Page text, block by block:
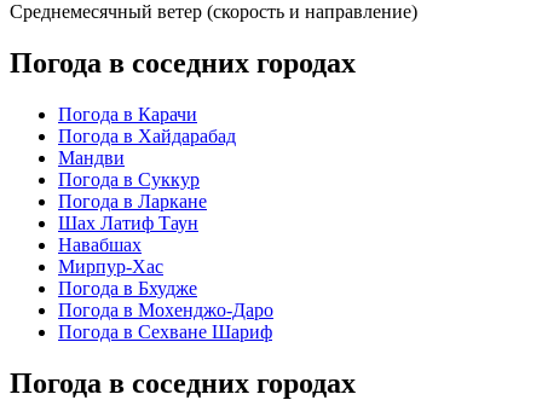
Среднемесячный ветер (скорость и направление)
Погода в соседних городах
Погода в Карачи
Погода в Хайдарабад
Мандви
Погода в Суккур
Погода в Ларкане
Шах Латиф Таун
Навабшах
Мирпур-Хас
Погода в Бхудже
Погода в Мохенджо-Даро
Погода в Сехване Шариф
Погода в соседних городах